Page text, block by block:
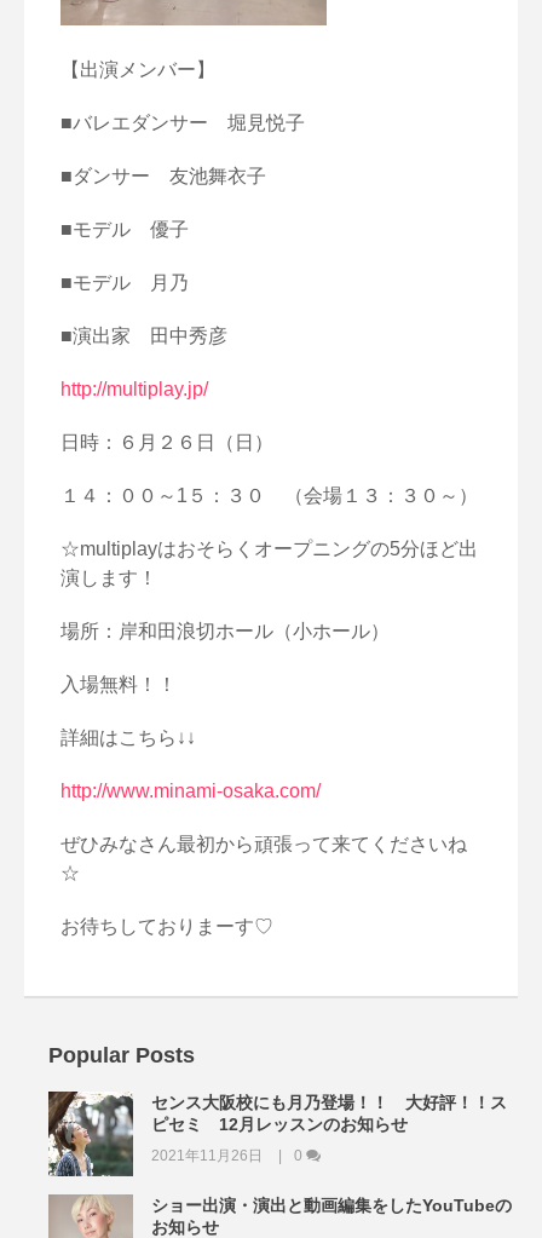
【出演メンバー】
■バレエダンサー 堀見悦子
■ダンサー 友池舞衣子
■モデル 優子
■モデル 月乃
■演出家 田中秀彦
http://multiplay.jp/
日時：６月２６日（日）
１４：００～1５：３０ （会場１３：３０～）
☆multiplayはおそらくオープニングの5分ほど出
演します！
場所：岸和田浪切ホール（小ホール）
入場無料！！
詳細はこちら↓↓
http://www.minami-osaka.com/
ぜひみなさん最初から頑張って来てくださいね
☆
お待ちしておりまーす♡
Popular Posts
センス大阪校にも月乃登場！！ 大好評！！ス
ピセミ 12月レッスンのお知らせ
2021年11月26日 0
ショー出演・演出と動画編集をしたYouTubeの
お知らせ